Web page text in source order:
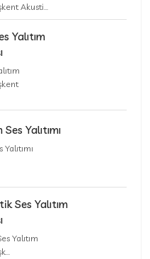
Akusti...
Yalıtım
Yalıtımı
Ses Yalıtım
Yalıtım